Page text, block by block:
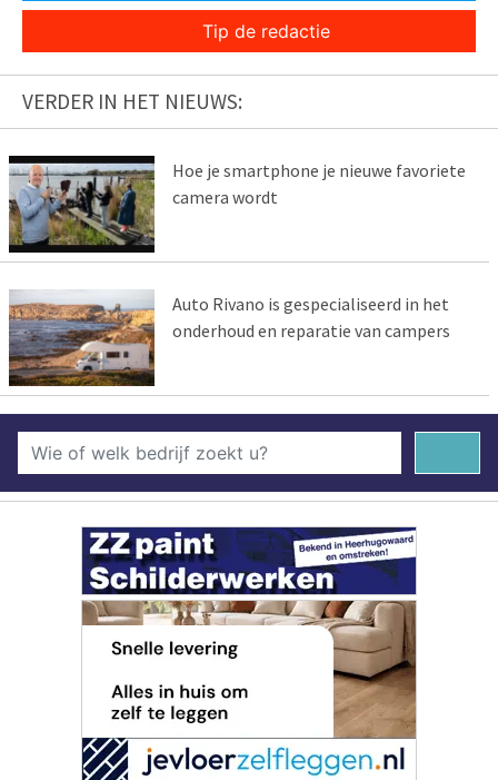
Tip de redactie
VERDER IN HET NIEUWS:
Hoe je smartphone je nieuwe favoriete
camera wordt
Auto Rivano is gespecialiseerd in het
onderhoud en reparatie van campers